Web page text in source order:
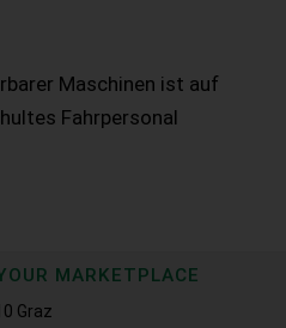
Maschinen ist auf
Fahrpersonal
MARKETPLACE
Graz